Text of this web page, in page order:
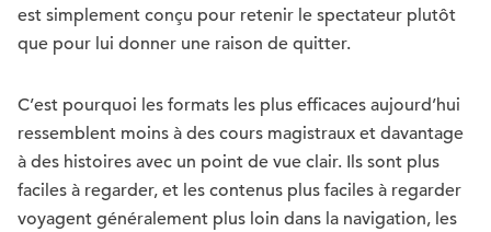
est simplement conçu pour retenir le spectateur plutôt
que pour lui donner une raison de quitter.
C’est pourquoi les formats les plus efficaces aujourd’hui
ressemblent moins à des cours magistraux et davantage
à des histoires avec un point de vue clair. Ils sont plus
faciles à regarder, et les contenus plus faciles à regarder
voyagent généralement plus loin dans la navigation, les